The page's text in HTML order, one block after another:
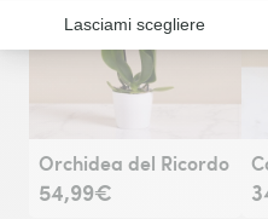
Orchidea del Ricordo
54,99€